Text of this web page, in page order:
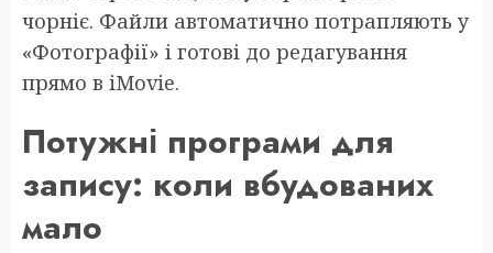
чорніє. Файли автоматично потрапляють у
«Фотографії» і готові до редагування
прямо в iMovie.
Потужні програми для
запису: коли вбудованих
мало